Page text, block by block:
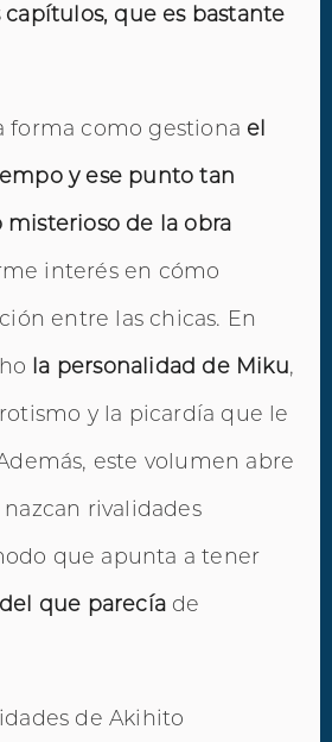
que es bastante
forma como gestiona el
y ese punto tan
misterioso de la obra
interés en cómo
entre las chicas. En
la personalidad de Miku,
y la picardía que le
este volumen abre
rivalidades
que apunta a tener
que parecía de
de Akihito